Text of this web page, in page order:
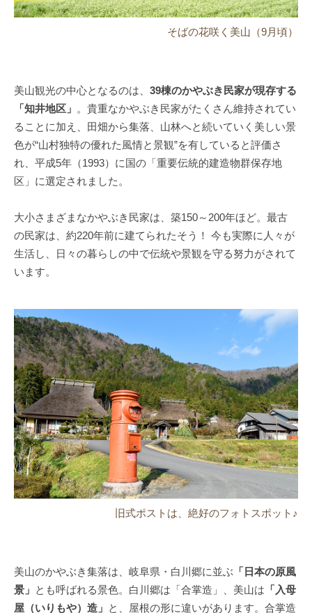
そばの花咲く美山（9月頃）
美山観光の中心となるのは、39棟のかやぶき民家が現存する
「知井地区」 。貴重なかやぶき民家がたくさん維持されてい
ることに加え、田畑から集落、山林へと続いていく美しい景
色が“山村独特の優れた風情と景観”を有していると評価さ
れ、平成5年（1993）に国の「重要伝統的建造物群保存地
区」に選定されました。
大小さまざまなかやぶき民家は、築150～200年ほど。最古
の民家は、約220年前に建てられたそう！ 今も実際に人々が
生活し、日々の暮らしの中で伝統や景観を守る努力がされて
います。
旧式ポストは、絶好のフォトスポット♪
美山のかやぶき集落は、岐阜県・白川郷に並ぶ 「日本の原風
景」 とも呼ばれる景色。白川郷は「合掌造」、美山は 「入母
屋（いりもや）造」 と、屋根の形に違いがあります。合掌造